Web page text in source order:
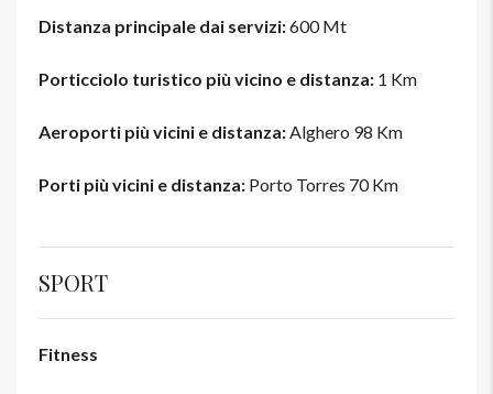
Distanza principale dai servizi:600 Mt
Porticciolo turistico più vicino e distanza: 1 Km
Aeroporti più vicini e distanza:Alghero 98 Km
Porti più vicini e distanza: Porto Torres 70 Km
SPORT
Fitness